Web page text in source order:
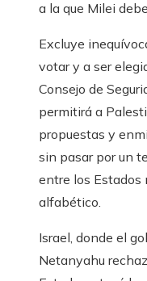
a la que Milei
Excluye
votar y a ser
Consejo de
permitirá a
propuestas y
sin pasar por un
entre los Estados
alfabético.
Israel, donde el
Netanyahu